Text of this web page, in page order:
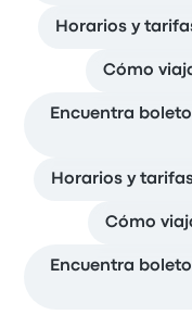
Horarios y
Cómo
Encuentra
Horarios y
Cómo
Encuentra